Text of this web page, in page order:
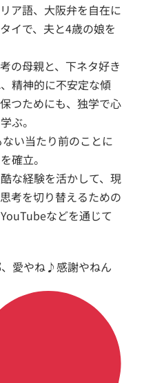
ア語、大阪弁を自在に
イで、夫と4歳の娘を
の母親と、下ネタ好き
精神的に不安定な傾
つためにも、独学で心
ぶ。
い当たり前のことに
確立。
な経験を活かして、現
考を切り替えるための
などを通じて
愛やね♪感謝やねん